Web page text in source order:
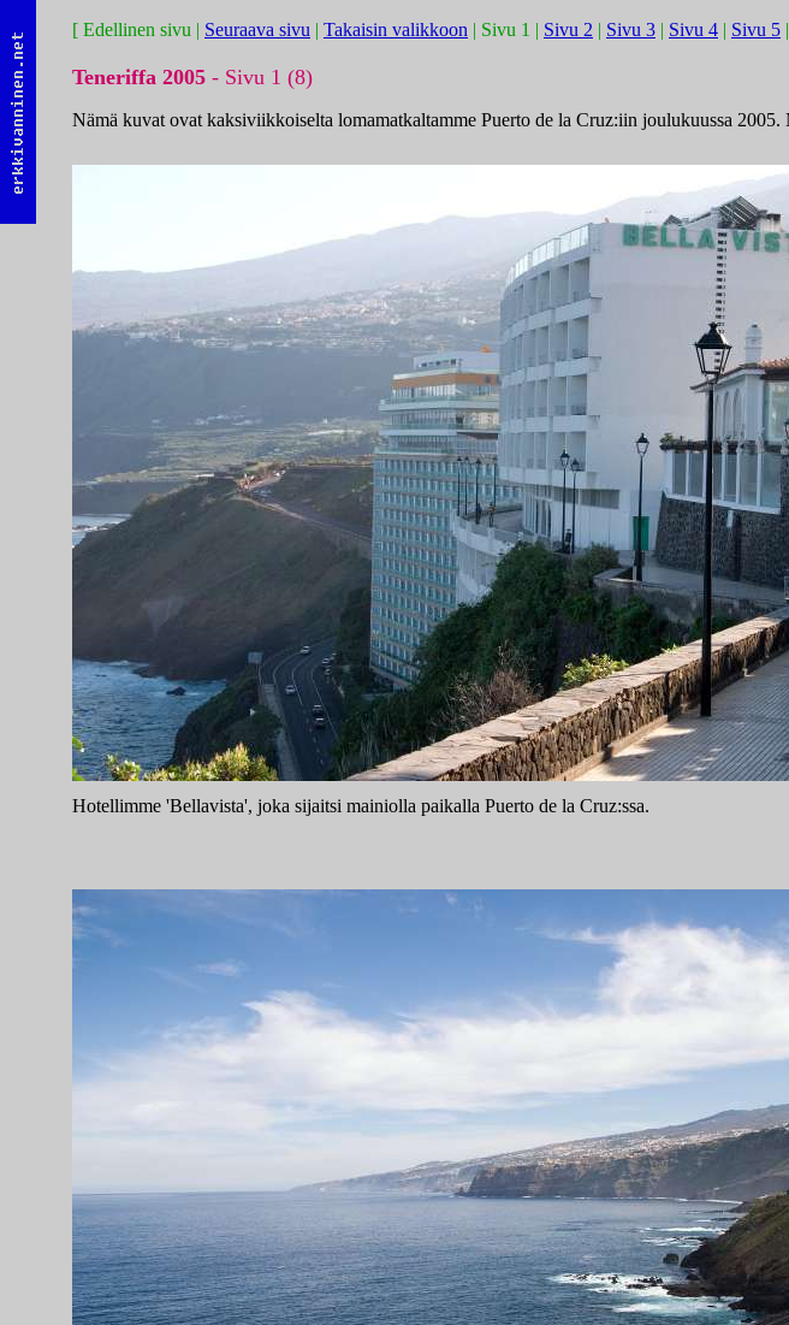
[ Edellinen sivu | Seuraava sivu | Takaisin valikkoon | Sivu 1 | Sivu 2 | Sivu 3 | Sivu 4 | Sivu 5 |
Teneriffa 2005 - Sivu 1 (8)
Nämä kuvat ovat kaksiviikkoiselta lomamatkaltamme Puerto de la Cruz:iin joulukuussa
Hotellimme 'Bellavista', joka sijaitsi mainiolla paikalla Puerto de la Cruz:ssa.